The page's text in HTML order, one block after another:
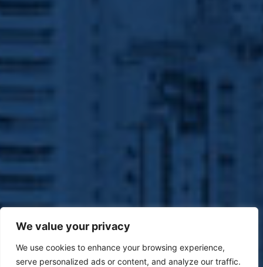
We value your privacy
We use cookies to enhance your browsing experience,
serve personalized ads or content, and analyze our traffic.